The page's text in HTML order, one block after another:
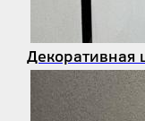
Декоративная